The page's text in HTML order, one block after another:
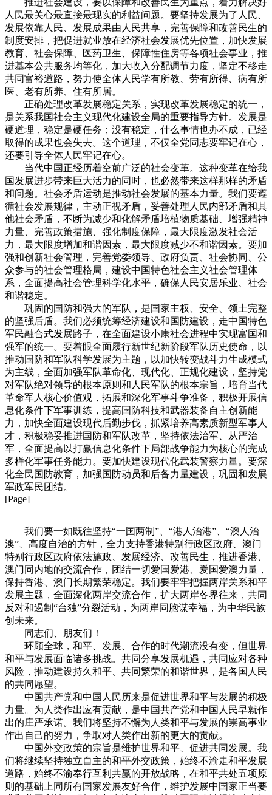
推进社会建设，要以保障和改善民生为重点，着力解决好
人民最关心最直接最现实的利益问题。要坚持发展为了人民、
发展依靠人民、发展成果由人民共享，完善保障和改善民生的
制度安排，把促进就业放在经济社会发展优先位置，加快发展
教育、社会保障、医药卫生、保障性住房等各项社会事业，推
进基本公共服务均等化，加大收入分配调节力度，坚定不移走
共同富裕道路，努力使全体人民学有所教、劳有所得、病有所
医、老有所养、住有所居。
正确处理改革发展稳定关系，实现改革发展稳定的统一，
是关系我国社会主义现代化建设全局的重要指导方针。发展是
硬道理，稳定是硬任务；没有稳定，什么事情也办不成，已经
取得的成果也会失去。这个道理，不仅全党同志要牢记在心，
还要引导全体人民牢记在心。
当代中国正经历着空前广泛的社会变革。这种变革在给我
国发展进步带来巨大活力的同时，也必然带来这样那样的矛盾
和问题。社会矛盾运动是推动社会发展的基本力量。我们要遵
循社会发展规律，主动正视矛盾，妥善处理人民内部矛盾和其
他社会矛盾，不断为减少和化解矛盾培植物质基础、增强精神
力量、完善政策措施、强化制度保障，最大限度激发社会活
力，最大限度增加和谐因素，最大限度减少不和谐因素。要加
强和创新社会管理，完善党委领导、政府负责、社会协同、公
众参与的社会管理格局，建设中国特色社会主义社会管理体
系，全面提高社会管理科学化水平，确保人民安居乐业、社会
和谐稳定。
巩固的国防和强大的军队，是国家主权、安全、领土完整
的坚强后盾。我们必须统筹经济建设和国防建设，走中国特色
军民融合式发展路子，在全面建设小康社会进程中实现富国和
强军的统一。要着眼全面履行新世纪新阶段军队历史使命，以
推动国防和军队科学发展为主题，以加快转变战斗力生成模式
为主线，全面加强军队革命化、现代化、正规化建设，坚持党
对军队绝对领导的根本原则和人民军队的根本宗旨，培育当代
革命军人核心价值观，拓展和深化军事斗争准备，积极开展信
息化条件下军事训练，提高国防科技和武器装备自主创新能
力，加快全面建设现代后勤步伐，抓紧培养高素质新型军事人
才，积极稳妥推进国防和军队改革，坚持依法治军、从严治
军，全面提高以打赢信息化条件下局部战争能力为核心的完成
多样化军事任务能力。要加快建设现代化武装警察力量。要深
化全民国防教育，加强国防动员和后备力量建设，巩固和发展
军政军民团结。
[Page]
我们要一如既往坚持“一国两制”、“港人治港”、“澳人治
澳”、高度自治的方针，全力支持香港特别行政区政府、澳门
特别行政区政府依法施政、发展经济、改善民生，推进香港、
澳门同内地的交流合作，团结一切爱国爱港、爱国爱澳力量，
保持香港、澳门长期繁荣稳定。我们要牢牢把握两岸关系和平
发展主题，全面深化两岸交流合作，扩大两岸各界往来，共同
反对和遏制“台独”分裂活动，为两岸同胞谋幸福，为中华民族
创未来。
同志们、朋友们！
环顾全球，和平、发展、合作的时代潮流没有变，但世界
和平与发展面临诸多挑战。共同分享发展机遇，共同应对各种
风险，推动建设持久和平、共同繁荣的和谐世界，是各国人民
的共同愿望。
中国共产党和中国人民历来是促进世界和平与发展的积极
力量。为人类作出应有贡献，是中国共产党和中国人民早就作
出的庄严承诺。我们将坚持不懈为人类和平与发展的崇高事业
作出自己的努力，争取对人类作出新的更大的贡献。
中国外交政策的宗旨是维护世界和平、促进共同发展。我
们将继续坚持独立自主的和平外交政策，始终不渝走和平发展
道路，始终不渝奉行互利共赢的开放战略，在和平共处五项原
则的基础上同所有国家发展友好合作，维护发展中国家正当要